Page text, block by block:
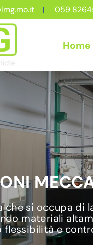
059
Home
che si occupa
materiali
flessibilità e